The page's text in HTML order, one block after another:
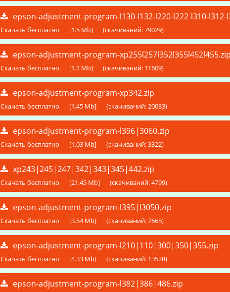
epson-adjustment-program-l130-l132-l220-l222-l310-l312-
Скачать бесплатно [1.5 Mb] (cкачиваний: 79029)
epson-adjustment-program-
Скачать бесплатно [1.1 Mb] (cкачиваний: 11609)
epson-adjustment-program-xp342.zip
Скачать бесплатно [1.45 Mb] (cкачиваний: 20083)
epson-adjustment-program-l396|3060.zip
Скачать бесплатно [1.03 Mb] (cкачиваний: 3322)
xp243|245|247|342|343|345|442.zip
Скачать бесплатно [21.45 Mb] (cкачиваний: 4799)
epson-adjustment-program-l395|l3050.zip
Скачать бесплатно [3.54 Mb] (cкачиваний: 7665)
epson-adjustment-program-l210|110|300|350|355.zip
Скачать бесплатно [4.33 Mb] (cкачиваний: 13528)
epson-adjustment-program-l382|386|486.zip